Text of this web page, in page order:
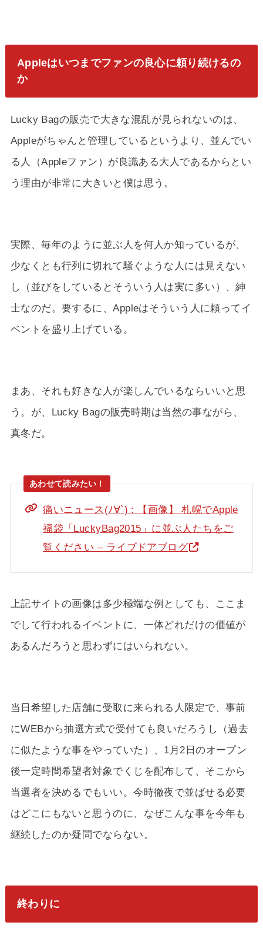
Appleはいつまでファンの良心に頼り続けるの
か
Lucky Bagの販売で大きな混乱が見られないのは、
Appleがちゃんと管理しているというより、並んでい
る人（Appleファン）が良識ある大人であるからとい
う理由が非常に大きいと僕は思う。
実際、毎年のように並ぶ人を何人か知っているが、
少なくとも行列に切れて騒ぐような人には見えない
し（並びをしているとそういう人は実に多い）、紳
士なのだ。要するに、Appleはそういう人に頼ってイ
ベントを盛り上げている。
まあ、それも好きな人が楽しんでいるならいいと思
う。が、Lucky Bagの販売時期は当然の事ながら、
真冬だ。
痛いニュース(ﾉ∀`) : 【画像】 札幌でApple
福袋「LuckyBag2015」に並ぶ人たちをご
覧ください – ライブドアブログ
上記サイトの画像は多少極端な例としても、ここま
でして行われるイベントに、一体どれだけの価値が
あるんだろうと思わずにはいられない。
当日希望した店舗に受取に来られる人限定で、事前
にWEBから抽選方式で受付ても良いだろうし（過去
に似たような事をやっていた）、1月2日のオープン
後一定時間希望者対象でくじを配布して、そこから
当選者を決めるでもいい。今時徹夜で並ばせる必要
はどこにもないと思うのに、なぜこんな事を今年も
継続したのか疑問でならない。
終わりに